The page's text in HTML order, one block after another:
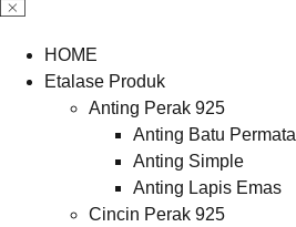
HOME
Etalase Produk
Anting Perak 925
Anting Batu Permata
Anting Simple
Anting Lapis Emas
Cincin Perak 925